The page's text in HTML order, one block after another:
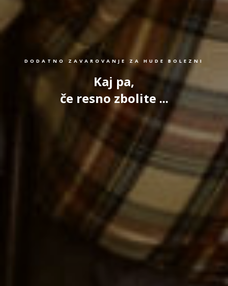
DODATNO ZAVAROVANJE ZA HUDE BOLEZNI
Kaj pa,
če resno zbolite ...